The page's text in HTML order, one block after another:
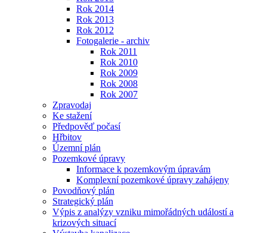
Rok 2014
Rok 2013
Rok 2012
Fotogalerie - archiv
Rok 2011
Rok 2010
Rok 2009
Rok 2008
Rok 2007
Zpravodaj
Ke stažení
Předpověď počasí
Hřbitov
Územní plán
Pozemkové úpravy
Informace k pozemkovým úpravám
Komplexní pozemkové úpravy zahájeny
Povodňový plán
Strategický plán
Výpis z analýzy vzniku mimořádných událostí a
krizových situací